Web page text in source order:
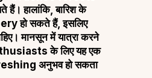
हैं। हालांकि, बारिश के
हो सकते हैं, इसलिए
मानसून में यात्रा करने
के लिए यह एक
अनुभव हो सकता